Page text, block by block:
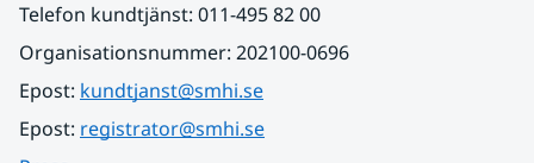
Telefon kundtjänst: 011-495 82 00
Organisationsnummer: 202100-0696
Epost: kundtjanst@smhi.se
Epost: registrator@smhi.se